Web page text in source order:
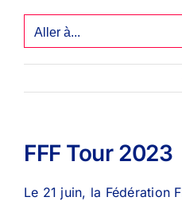
Aller à...
FFF Tour 2023
Le 21 juin, la Fédération